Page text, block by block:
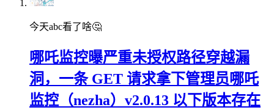
今天abc看了啥🤔
哪吒监控曝严重未授权路径穿越漏
洞，一条 GET 请求拿下管理员哪吒
监控（nezha）v2.0.13 以下版本存在